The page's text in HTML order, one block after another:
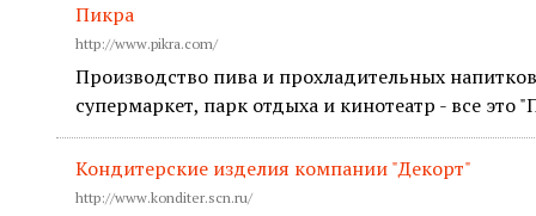
Пикра
http://www.pikra.com/
Производство пива и прохладительных
супермаркет, парк отдыха и кинотеатр - все это
Кондитерские изделия компании "Декорт"
http://www.konditer.scn.ru/